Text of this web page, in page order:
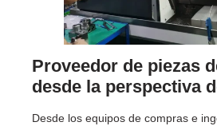
Proveedor de piezas
desde la perspectiva
Desde los equipos de compras e